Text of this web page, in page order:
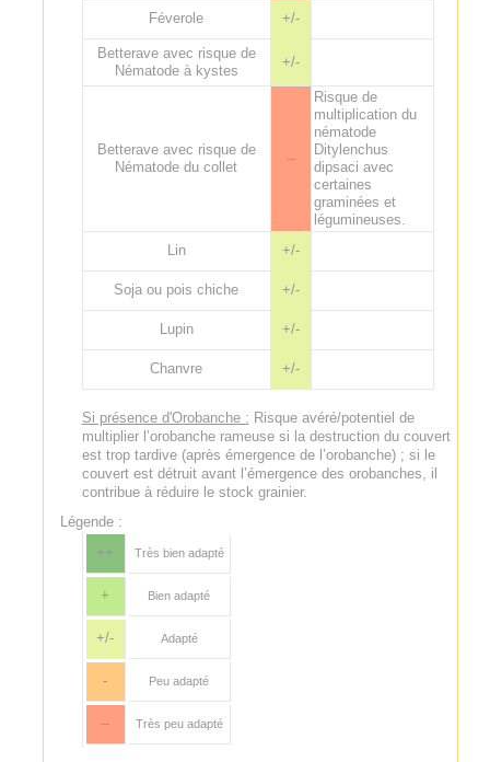
Féverole
+/-
Betterave avec risque de
Nématode à kystes
+/-
Betterave avec risque de
Nématode du collet
--
Risque de
multiplication du
nématode
Ditylenchus
dipsaci avec
certaines
graminées et
légumineuses.
Lin
+/-
Soja ou pois chiche +/-
Lupin +/-
Chanvre +/-
Si présence d'Orobanche : Risque avéré/potentiel de
multiplier l’orobanche rameuse si la destruction du couvert
est trop tardive (après émergence de l’orobanche) ; si le
couvert est détruit avant l’émergence des orobanches, il
contribue à réduire le stock grainier.
Légende :
++
Très bien adapté
+ Bien adapté
+/- Adapté
- Peu adapté
-- Très peu adapté